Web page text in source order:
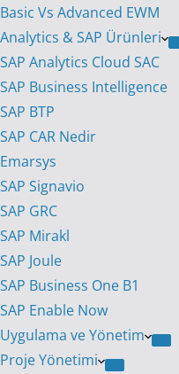
Basic Vs Advanced EWM
Analytics & SAP Ürünleri
SAP Analytics Cloud SAC
SAP Business Intelligence
SAP BTP
SAP CAR Nedir
Emarsys
SAP Signavio
SAP GRC
SAP Mirakl
SAP Joule
SAP Business One B1
SAP Enable Now
Uygulama ve Yönetim
Proje Yönetimi